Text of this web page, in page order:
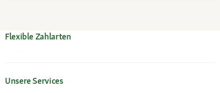
Flexible Zahlarten
Unsere Services